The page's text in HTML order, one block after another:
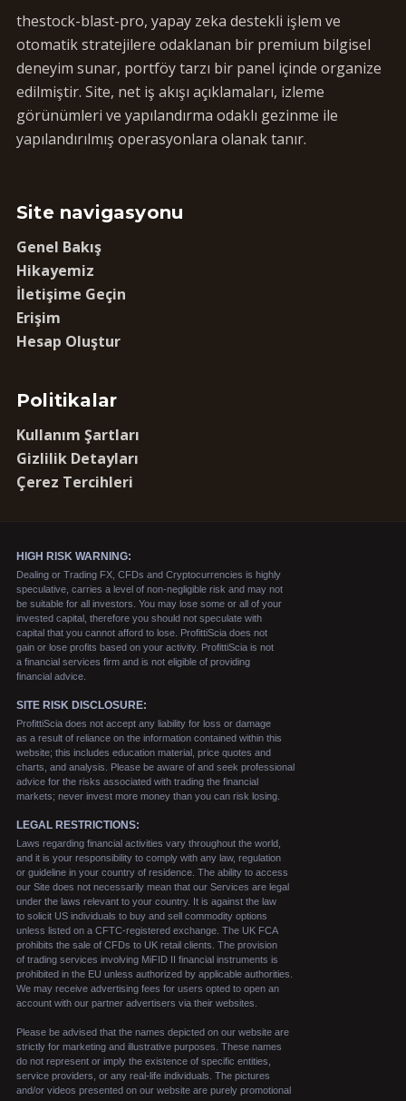
thestock-blast-pro, yapay zeka destekli işlem ve
otomatik stratejilere odaklanan bir premium bilgisel
deneyim sunar, portföy tarzı bir panel içinde organize
edilmiştir. Site, net iş akışı açıklamaları, izleme
görünümleri ve yapılandırma odaklı gezinme ile
yapılandırılmış operasyonlara olanak tanır.
Site navigasyonu
Genel Bakış
Hikayemiz
İletişime Geçin
Erişim
Hesap Oluştur
Politikalar
Kullanım Şartları
Gizlilik Detayları
Çerez Tercihleri